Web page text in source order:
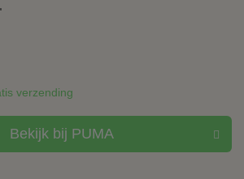
verzending
Bekijk bij PUMA